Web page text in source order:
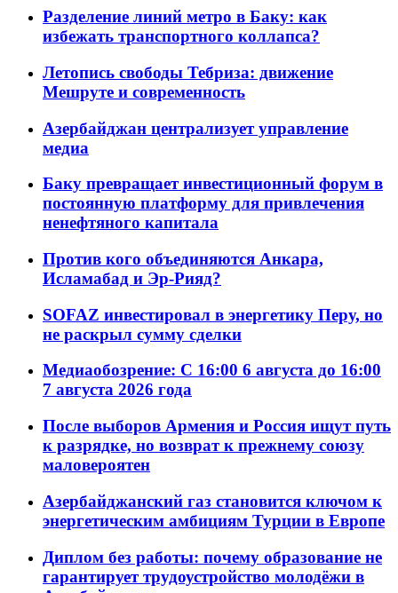
Разделение линий метро в Баку: как
избежать транспортного коллапса?
Летопись свободы Тебриза: движение
Мешруте и современность
Азербайджан централизует управление
медиа
Баку превращает инвестиционный форум в
постоянную платформу для привлечения
ненефтяного капитала
Против кого объединяются Анкара,
Исламабад и Эр-Рияд?
SOFAZ инвестировал в энергетику Перу, но
не раскрыл сумму сделки
Медиаобозрение: С 16:00 6 августа до 16:00
7 августа 2026 года
После выборов Армения и Россия ищут путь
к разрядке, но возврат к прежнему союзу
маловероятен
Азербайджанский газ становится ключом к
энергетическим амбициям Турции в Европе
Диплом без работы: почему образование не
гарантирует трудоустройство молодёжи в